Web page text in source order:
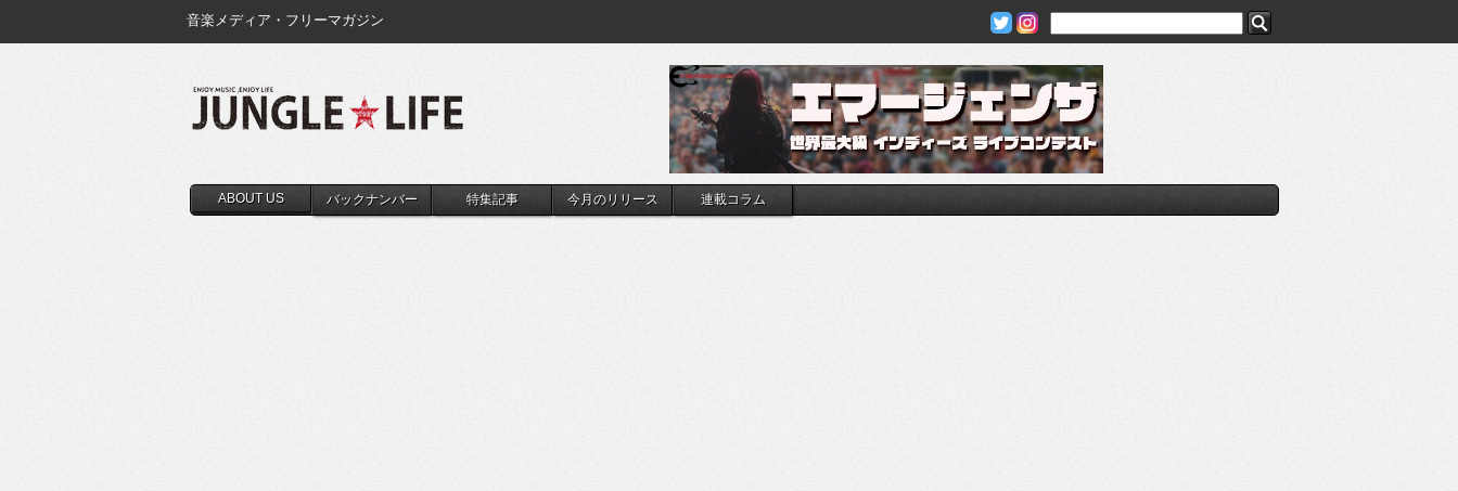
音楽メディア・フリーマガジン
ABOUT US バックナンバー 特集記事 今月のリリース 連載コラム